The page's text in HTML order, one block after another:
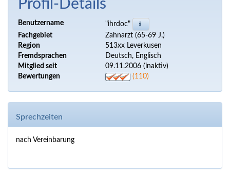
Profil-Details
Benutzername
"ihrdoc"
Fachgebiet
Zahnarzt (65-69 J.)
Region
513xx Leverkusen
Fremdsprachen
Deutsch, Englisch
Mitglied seit
09.11.2006 (inaktiv)
Bewertungen
(110)
Sprechzeiten
nach Vereinbarung